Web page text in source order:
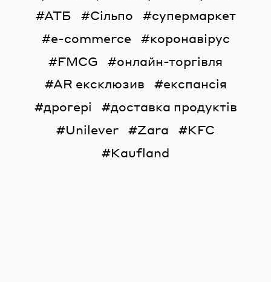
АТБ
Сільпо
супермаркет
e-commerce
коронавірус
FMCG
онлайн-торгівля
AR ексклюзив
експансія
дрогері
доставка продуктів
Unilever
Zara
KFC
Kaufland